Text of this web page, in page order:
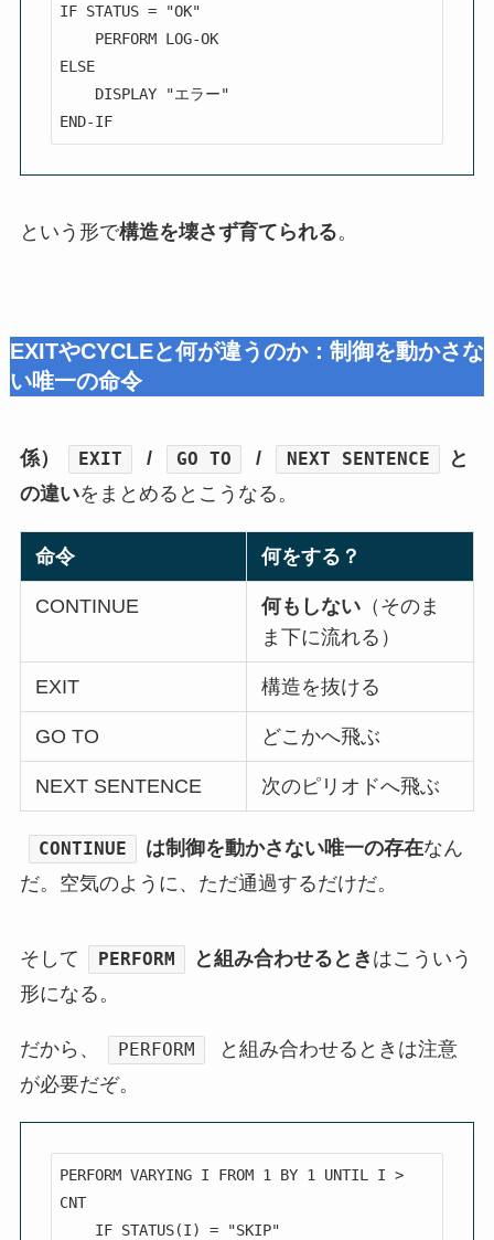
IF STATUS = "OK"
ELSE
END-IF
という形で構造を壊さず育てられる。
EXITやCYCLEと何が違うのか：制御を動かさな
い唯一の命令
係） EXIT / GO TO / NEXT SENTENCE
と
の違いをまとめるとこうなる。
命令 何をする？
CONTINUE 何もしない （そのま
ま下に流れる）
EXIT 構造を抜ける
GO TO どこかへ飛ぶ
NEXT SENTENCE 次のピリオドへ飛ぶ
CONTINUE は制御を動かさない唯一の存在なん
だ。空気のように、ただ通過するだけだ。
そして PERFORM と組み合わせるとき はこういう
形になる。
だから、 PERFORM
と組み合わせるときは注意
が必要だぞ。
PERFORM VARYING I FROM 1 BY 1 UNTIL I >
CNT